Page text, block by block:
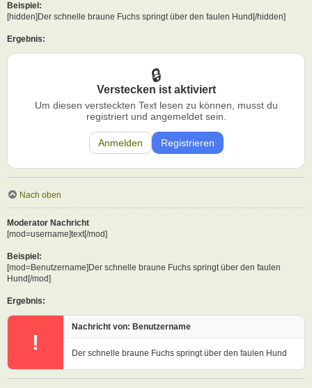
Beispiel:
[hidden]Der schnelle braune Fuchs springt über den faulen Hund[/hidden]
Ergebnis:
Verstecken ist aktiviert
Um diesen versteckten Text lesen zu können, musst du
registriert und angemeldet sein.
Anmelden Registrieren
Nach oben
Moderator Nachricht
[mod=username]text[/mod]
Beispiel:
[mod=Benutzername]Der schnelle braune Fuchs springt über den faulen
Hund[/mod]
Ergebnis:
!
Nachricht von: Benutzername
Der schnelle braune Fuchs springt über den faulen Hund